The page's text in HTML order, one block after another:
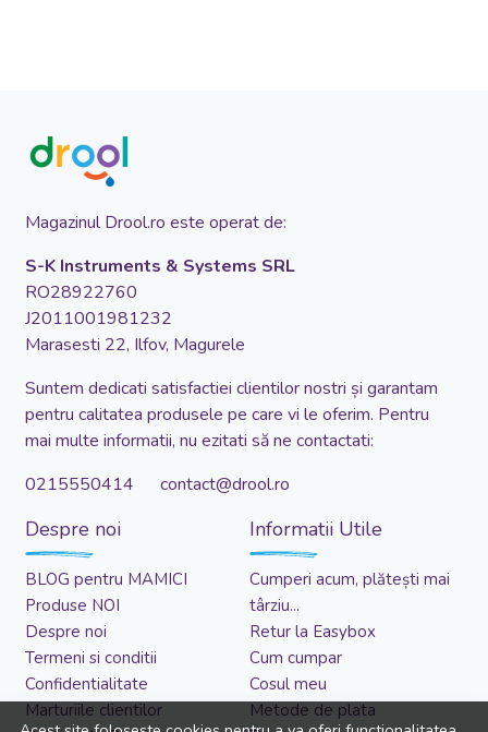
Magazinul Drool.ro este operat de:
S-K Instruments & Systems SRL
RO28922760
J2011001981232
Marasesti 22, Ilfov, Magurele
Suntem dedicati satisfactiei clientilor nostri și garantam
pentru calitatea produsele pe care vi le oferim. Pentru
mai multe informatii, nu ezitati să ne contactati:
0215550414 contact@drool.ro
Despre noi
BLOG pentru MAMICI
Produse NOI
Despre noi
Termeni si conditii
Confidentialitate
Marturiile clientilor
Informatii Utile
Cumperi acum, plătești mai
târziu...
Retur la Easybox
Cum cumpar
Cosul meu
Metode de plata